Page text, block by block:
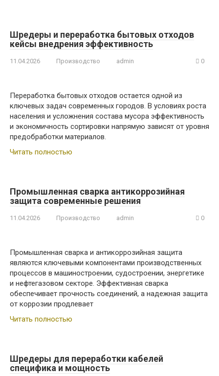
Шредеры и переработка бытовых отходов
кейсы внедрения эффективность
11.04.2026 Производство admin 0
Переработка бытовых отходов остается одной из
ключевых задач современных городов. В условиях роста
населения и усложнения состава мусора эффективность
и экономичность сортировки напрямую зависят от уровня
предобработки материалов.
Читать полностью
Промышленная сварка антикоррозийная
защита современные решения
11.04.2026 Производство admin 0
Промышленная сварка и антикоррозийная защита
являются ключевыми компонентами производственных
процессов в машиностроении, судостроении, энергетике
и нефтегазовом секторе. Эффективная сварка
обеспечивает прочность соединений, а надежная защита
от коррозии продлевает
Читать полностью
Шредеры для переработки кабелей
специфика и мощность